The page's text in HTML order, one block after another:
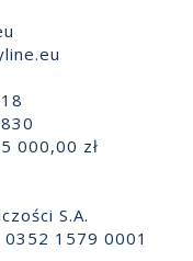
000,00 zł
S.A.
1579 0001